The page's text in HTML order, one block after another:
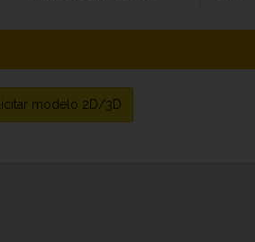
modelo 2D/3D